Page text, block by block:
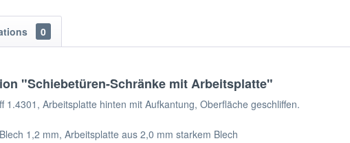
0
"Schiebetüren-Schränke mit Arbeitsplatte"
1.4301, Arbeitsplatte hinten mit Aufkantung, Oberfläche geschliffen.
1,2 mm, Arbeitsplatte aus 2,0 mm starkem Blech